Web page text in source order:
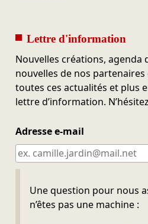
Lettre d'information
Nouvelles créations, agenda
nouvelles de nos
toutes ces actualités et plus
lettre d’information.
Adresse e-mail
Une question pour nous
n’êtes pas une machine :
Ne pas remplir